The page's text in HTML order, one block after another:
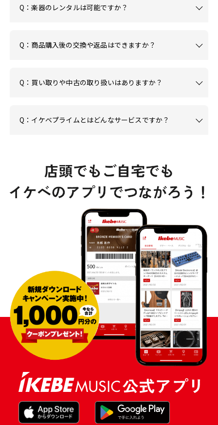
Q：楽器のレンタルは可能ですか？
Q：商品購入後の交換や返品はできますか？
Q：買い取りや中古の取り扱いはありますか？
Q：イケベプライムとはどんなサービスですか？